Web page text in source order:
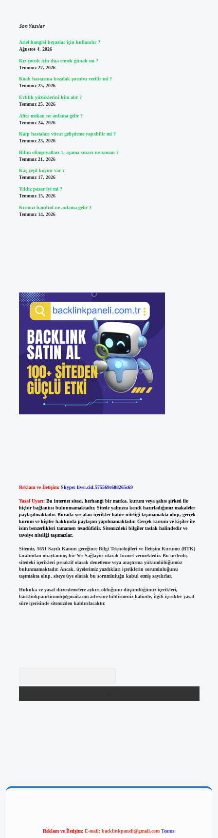
Son Yazılar
Ariel hangisi beyazlar için kullanılır ?
Ağustos 4, 2026
Kız çocuk için dua etmek günah mı ?
Temmuz 27, 2026
Koah hastasına kozalak şurubu verilir mi ?
Temmuz 25, 2026
Evlilik yüzüklerini kim alır ?
Temmuz 25, 2026
After mekan ne anlama gelir ?
Temmuz 24, 2026
Kalp hastaları vücut geliştirme yapabilir mi ?
Temmuz 23, 2026
Bilim olimpiyatları 1. aşama sınavı ne zaman ?
Temmuz 21, 2026
Kaç çeşit koyun var ?
Temmuz 17, 2026
Yıldız pazar iyi mi ?
Temmuz 15, 2026
Kırmızı bandrol ne anlama gelir ?
Temmuz 14, 2026
Reklam ve İletişim: Skype: live:.cid.575569c608265c69
Yasal Uyarı: Bu internet sitesi, herhangi bir marka, kurum veya şahıs şirketi ile
hiçbir bağlantısı bulunmamaktadır. Sitede yalnızca kendi hazırladığımız makaleler
paylaşılmaktadır. Burada yer alan içerikler haber niteliği taşımamakta olup, gerçek
kurum ve kişiler hakkında paylaşım yapılmamaktadır. Gerçek kurum ve kişiler ile
isim benzerlikleri tamamen tesadüfidir. Sitemizdeki bilgiler taslak halindedir ve
tavsiye niteliği taşımazlar.
Sitemiz, 5651 Sayılı Kanun gereğince Bilgi Teknolojileri ve İletişim Kurumu (BTK)
tarafından onaylanmış bir Yer Sağlayıcı olarak hizmet vermektedir. Bu nedenle,
sitedeki içerikleri proaktif olarak denetleme veya araştırma yükümlülüğümüz
bulunmamaktadır. Ancak, üyelerimiz yazdıkları içeriklerin sorumluluğunu
taşımakta olup, siteye üye olarak bu sorumluluğu kabul etmiş sayılırlar.
Hukuka ve yasal düzenlemelere aykırı olduğunu düşündüğünüz içerikleri,
backlinkpanelicomtr@gmail.comadresine bildirmeniz halinde, ilgili içerikler yasal
süre içerisinde sitemizden kaldırılacaktır.
Reklam ve İletişim: E-mail: backlinkpaneli@gmail.com Teams: